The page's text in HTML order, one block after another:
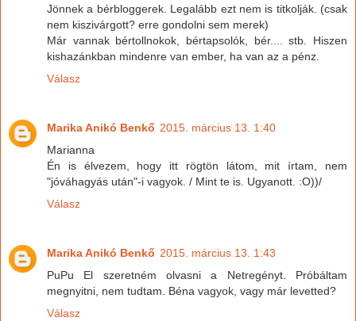
Jönnek a bérbloggerek. Legalább ezt nem is titkolják. (csak
nem kiszivárgott? erre gondolni sem merek)
Már vannak bértollnokok, bértapsolók, bér.... stb. Hiszen
kishazánkban mindenre van ember, ha van az a pénz.
Válasz
Marika Anikó Benkő 2015. március 13. 1:40
Marianna
Én is élvezem, hogy itt rögtön látom, mit írtam, nem
"jóváhagyás után"-i vagyok. / Mint te is. Ugyanott. :O))/
Válasz
Marika Anikó Benkő 2015. március 13. 1:43
PuPu El szeretném olvasni a Netregényt. Próbáltam
megnyitni, nem tudtam. Béna vagyok, vagy már levetted?
Válasz